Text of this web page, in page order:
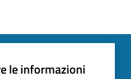
le informazioni